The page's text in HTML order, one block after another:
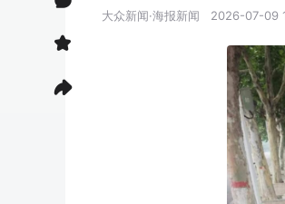
大众新闻·海报新闻 2026-07-09